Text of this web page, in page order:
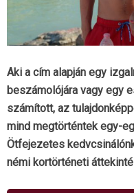
Aki a cím alapján egy
beszámolójára vagy egy
számított, az
mind megtörténtek egy-
Ötfejezetes
némi kortörténeti